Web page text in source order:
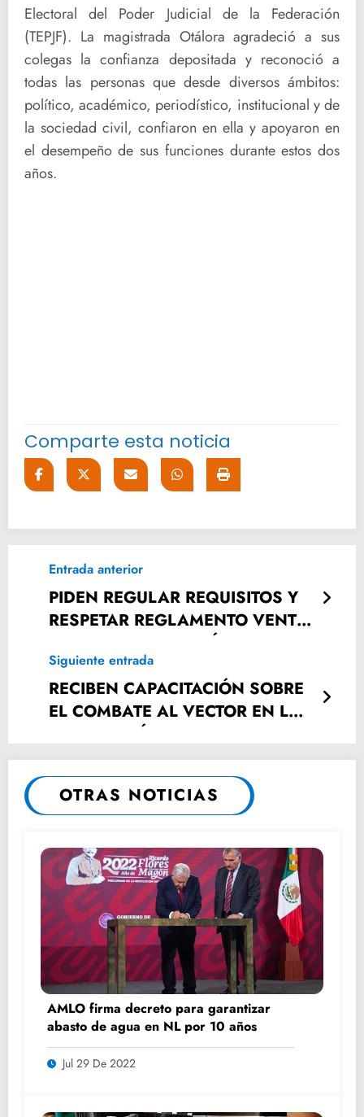
Electoral del Poder Judicial de la Federación
(TEPJF). La magistrada Otálora agradeció a sus
colegas la confianza depositada y reconoció a
todas las personas que desde diversos ámbitos:
político, académico, periodístico, institucional y de
la sociedad civil, confiaron en ella y apoyaron en
el desempeño de sus funciones durante estos dos
años.
Comparte esta noticia
Entrada anterior
PIDEN REGULAR REQUISITOS Y
RESPETAR REGLAMENTO VENTA
DE BEBIDAS ALCOHÓLICAS
Siguiente entrada
RECIBEN CAPACITACIÓN SOBRE
EL COMBATE AL VECTOR EN LA
JURISDICCIÓN SANITARIA VI.
OTRAS NOTICIAS
AMLO firma decreto para garantizar
abasto de agua en NL por 10 años
Jul 29 De 2022